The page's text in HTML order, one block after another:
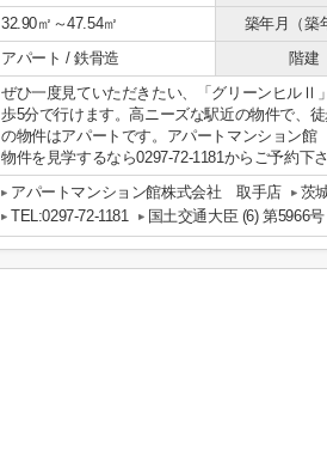
32.90㎡～47.54㎡ 築年月（築
アパート / 鉄骨造 階建
ぜひ一度見ていただきたい、「グリーンヒルⅡ
歩5分で行けます。高ニーズな駅近の物件で、
の物件はアパートです。アパートマンション
物件を見学するなら0297-72-1181からご予約下
アパートマンション館株式会社 取手店
茨
TEL:0297-72-1181
国土交通大臣 (6) 第5966号